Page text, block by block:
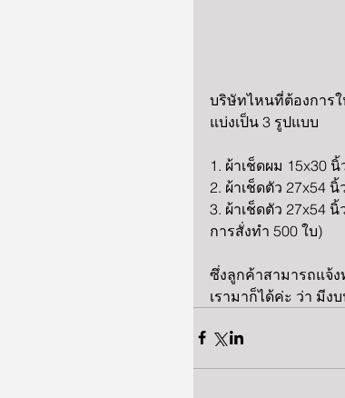
บริษัทไหนที่ต้องการใ
แบ่งเป็น 3 รูปแบบ
1. ผ้าเช็ดผม 15x30
2. ผ้าเช็ดตัว 27x54
3. ผ้าเช็ดตัว 27x54
การสั่งทำ 500 ใบ)
ซึ่งลูกค้าสามารถแจ้ง
เรามาก็ได้ค่ะ ว่า มีง